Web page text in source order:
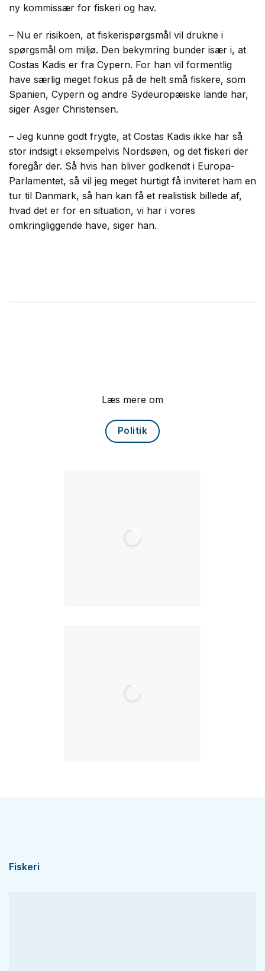
ny kommissær for fiskeri og hav.
– Nu er risikoen, at fiskerispørgsmål vil drukne i
spørgsmål om miljø. Den bekymring bunder især i, at
Costas Kadis er fra Cypern. For han vil formentlig
have særlig meget fokus på de helt små fiskere, som
Spanien, Cypern og andre Sydeuropæiske lande har,
siger Asger Christensen.
– Jeg kunne godt frygte, at Costas Kadis ikke har så
stor indsigt i eksempelvis Nordsøen, og det fiskeri der
foregår der. Så hvis han bliver godkendt i Europa-
Parlamentet, så vil jeg meget hurtigt få inviteret ham en
tur til Danmark, så han kan få et realistisk billede af,
hvad det er for en situation, vi har i vores
omkringliggende have, siger han.
Læs mere om
Politik
Fiskeri